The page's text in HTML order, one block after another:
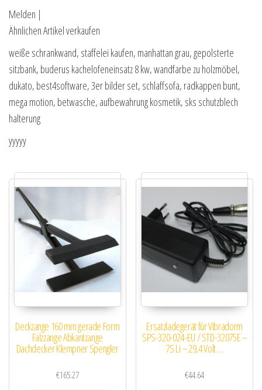
Melden |
Ähnlichen Artikel verkaufen
weiße schrankwand, staffelei kaufen, manhattan grau, gepolsterte
sitzbank, buderus kachelofeneinsatz 8 kw, wandfarbe zu holzmöbel,
dukato, best4software, 3er bilder set, schlaffsofa, radkappen bunt,
mega motion, betwasche, aufbewahrung kosmetik, sks schutzblech
halterung
yyyyy
Deckzange 160 mm gerade Form
Falzzange Abkantzange
Dachdecker Klempner Spengler
€165.27
Ersatzladegerät für Vibradorm
SPS-320-024-EU / STD-32075E –
7S Li – 29,4 Volt …
€44.64